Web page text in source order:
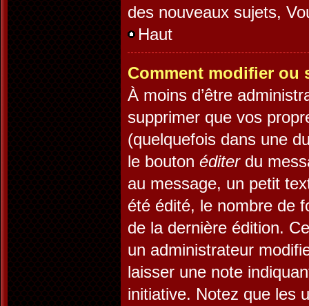
des nouveaux sujets,
Haut
Comment modifier ou
À moins d’être
supprimer que vos
(quelquefois dans une
le bouton éditerdu
au message, un petit
été édité, le nombre de
de la dernière édition.
un administrateur
laisser une note
initiative. Notez que les